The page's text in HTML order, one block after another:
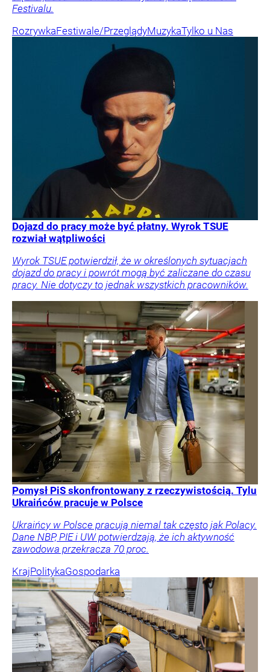
Festivalu.
RozrywkaFestiwale/PrzeglądyMuzykaTylko u Nas
Dojazd do pracy może być płatny. Wyrok TSUE
rozwiał wątpliwości
Wyrok TSUE potwierdził, że w określonych sytuacjach
dojazd do pracy i powrót mogą być zaliczane do czasu
pracy. Nie dotyczy to jednak wszystkich pracowników.
Pomysł PiS skonfrontowany z rzeczywistością. Tylu
Ukraińców pracuje w Polsce
Ukraińcy w Polsce pracują niemal tak często jak Polacy.
Dane NBP, PIE i UW potwierdzają, że ich aktywność
zawodowa przekracza 70 proc.
KrajPolitykaGospodarka